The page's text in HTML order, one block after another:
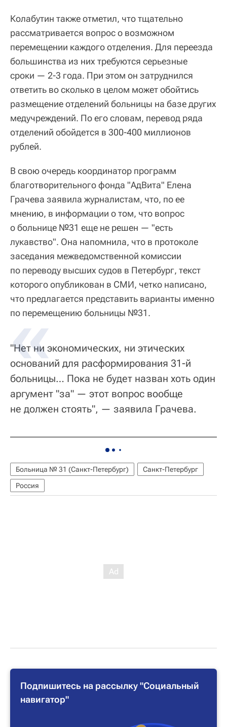
Колабутин также отметил, что тщательно
рассматривается вопрос о возможном
перемещении каждого отделения. Для переезда
большинства из них требуются серьезные
сроки — 2-3 года. При этом он затруднился
ответить во сколько в целом может обойтись
размещение отделений больницы на базе других
медучреждений. По его словам, перевод ряда
отделений обойдется в 300-400 миллионов
рублей.
В свою очередь координатор программ
благотворительного фонда "АдВита" Елена
Грачева заявила журналистам, что, по ее
мнению, в информации о том, что вопрос
о больнице №31 еще не решен — "есть
лукавство". Она напомнила, что в протоколе
заседания межведомственной комиссии
по переводу высших судов в Петербург, текст
которого опубликован в СМИ, четко написано,
что предлагается представить варианты именно
по перемещению больницы №31.
"Нет ни экономических, ни этических
оснований для расформирования 31-й
больницы… Пока не будет назван хоть один
аргумент "за" — этот вопрос вообще
не должен стоять", — заявила Грачева.
Больница № 31 (Санкт-Петербург)
Санкт-Петербург
Россия
Подпишитесь на рассылку "Социальный
навигатор"